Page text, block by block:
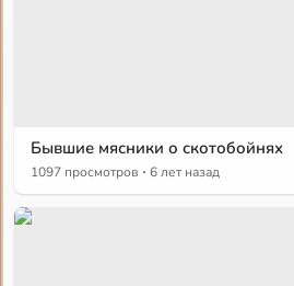
Бывшие мясники о скотобойнях
1097 просмотров · 6 лет назад